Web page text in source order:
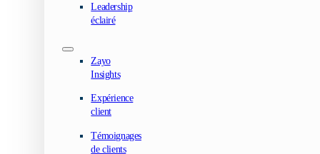
Leadership
éclairé
Zayo
Insights
Expérience
client
Témoignages
de clients